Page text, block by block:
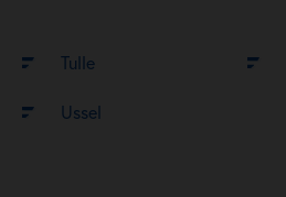
Tulle
Ussel